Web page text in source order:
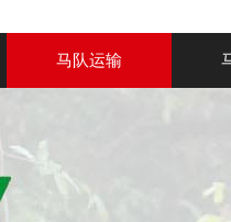
马队运输